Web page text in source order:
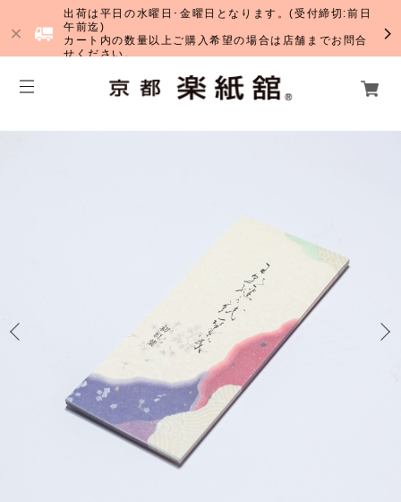
出荷は平日の水曜日･金曜日となります。(受付締切:前日
午前迄)
カート内の数量以上ご購入希望の場合は店舗までお問合
せください。